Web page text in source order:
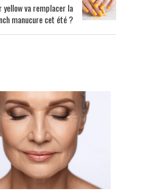
va remplacer la
manucure cet été ?